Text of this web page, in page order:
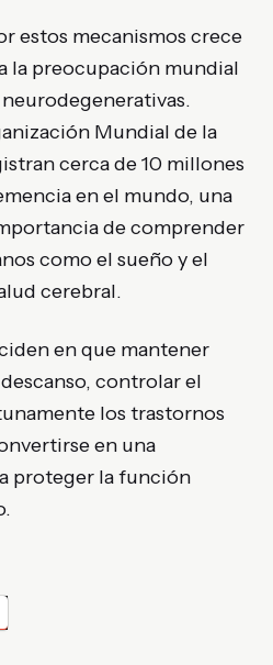
estos mecanismos crece
la preocupación mundial
Mundial de la
cerca de 10 millones
en el mundo, una
de comprender
como el sueño y el
cerebral.
en que mantener
controlar el
los trastornos
en una
proteger la función